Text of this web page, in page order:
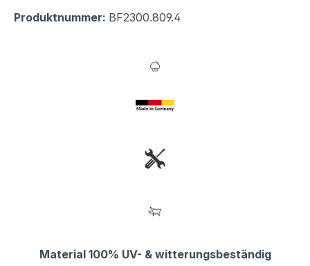
Produktnummer: BF2300.809.4
Material 100% UV- & witterungsbeständig